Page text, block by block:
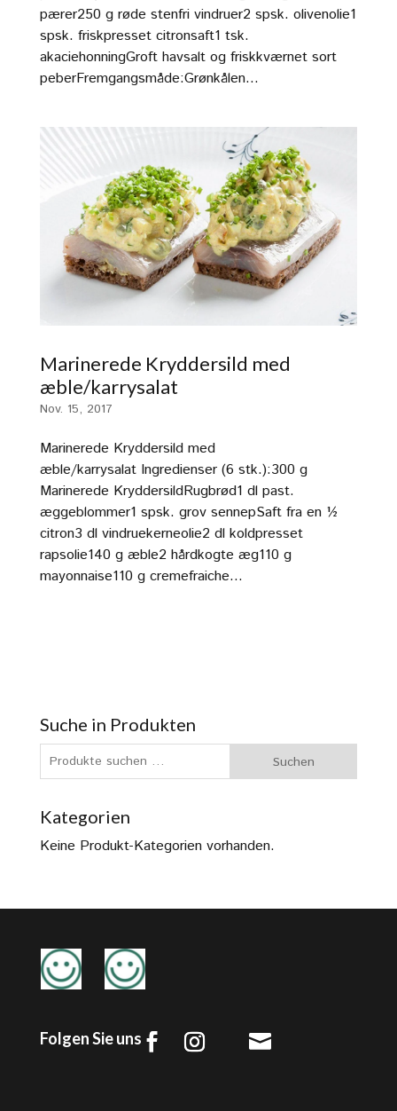
pærer250 g røde stenfri vindruer2 spsk. olivenolie1
spsk. friskpresset citronsaft1 tsk.
akaciehonningGroft havsalt og friskkværnet sort
peberFremgangsmåde:Grønkålen...
Marinerede Kryddersild med
æble/karrysalat
Nov. 15, 2017
Marinerede Kryddersild med
æble/karrysalat Ingredienser (6 stk.):300 g
Marinerede KryddersildRugbrød1 dl past.
æggeblommer1 spsk. grov sennepSaft fra en ½
citron3 dl vindruekerneolie2 dl koldpresset
rapsolie140 g æble2 hårdkogte æg110 g
mayonnaise110 g cremefraiche...
Suche in Produkten
Suchen
nach:
Suchen
Kategorien
Keine Produkt-Kategorien vorhanden.
Folgen Sie uns 